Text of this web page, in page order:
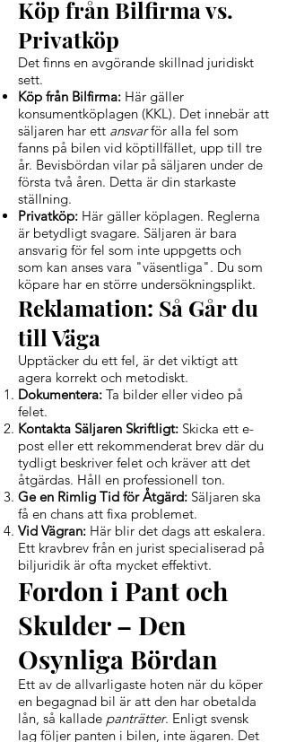
Köp från Bilfirma vs.
Privatköp
Det finns en avgörande skillnad juridiskt
sett.
Köp från Bilfirma: Här gäller
konsumentköplagen (KKL). Det innebär att
säljaren har ett ansvarför alla fel som
fanns på bilen vid köptillfället, upp till tre
år. Bevisbördan vilar på säljaren under de
första två åren. Detta är din starkaste
ställning.
Privatköp: Här gäller köplagen. Reglerna
är betydligt svagare. Säljaren är bara
ansvarig för fel som inte uppgetts och
som kan anses vara "väsentliga". Du som
köpare har en större undersökningsplikt.
Reklamation: Så Går du
till Väga
Upptäcker du ett fel, är det viktigt att
agera korrekt och metodiskt.
Dokumentera: Ta bilder eller video på
felet.
Kontakta Säljaren Skriftligt: Skicka ett e-
post eller ett rekommenderat brev där du
tydligt beskriver felet och kräver att det
åtgärdas. Håll en professionell ton.
Ge en Rimlig Tid för Åtgärd: Säljaren ska
få en chans att fixa problemet.
Vid Vägran: Här blir det dags att eskalera.
Ett kravbrev från en jurist specialiserad på
biljuridik är ofta mycket effektivt.
Fordon i Pant och
Skulder – Den
Osynliga Bördan
Ett av de allvarligaste hoten när du köper
en begagnad bil är att den har obetalda
lån, så kallade panträtter. Enligt svensk
lag följer panten i bilen, inte ägaren. Det